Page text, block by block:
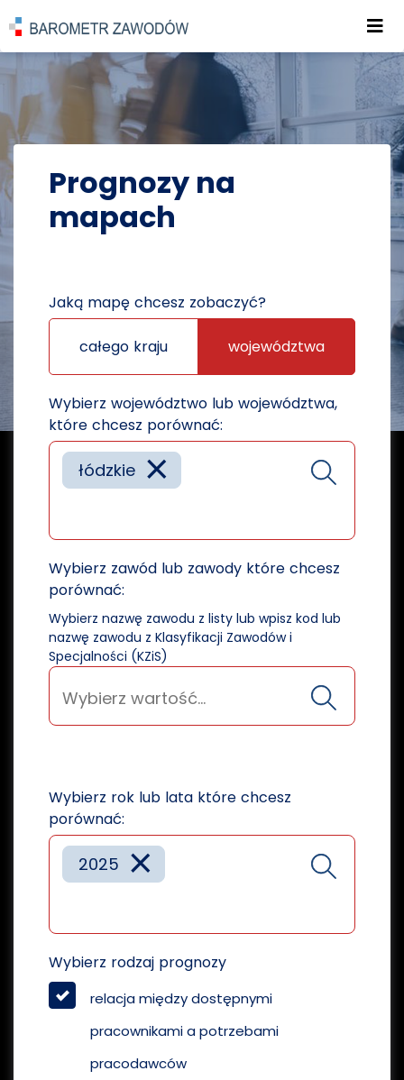
POWRÓT DO STRONY GŁÓWNEJ
PROGNOZY PROGNOZY NA MAPACH
Prognozy na
mapach
Jaką mapę chcesz zobaczyć?
całego kraju województwa
Wybierz województwo lub województwa,
które chcesz porównać:
×
łódzkie
Wybierz zawód lub zawody które chcesz
porównać:
Wybierz nazwę zawodu z listy lub wpisz kod lub
nazwę zawodu z Klasyfikacji Zawodów i
Specjalności (KZiS)
Wybierz rok lub lata które chcesz
porównać:
×
2025
Wybierz rodzaj prognozy
relacja między dostępnymi
pracownikami a potrzebami
pracodawców